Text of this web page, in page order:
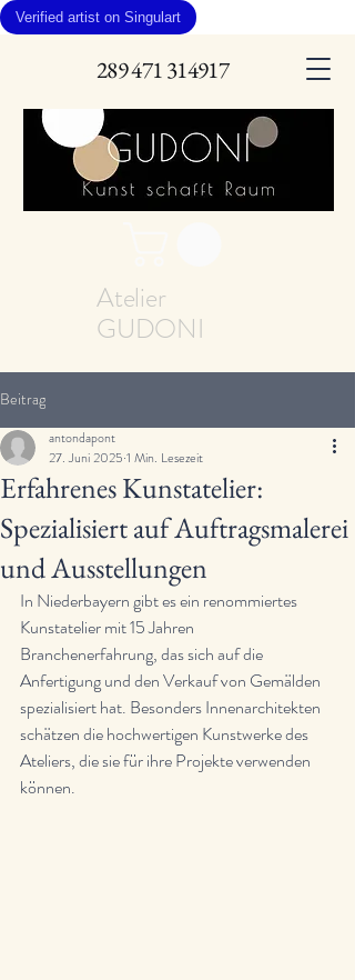
Verified artist on Singulart
Atelier
GUDONI
289 471 314917
Beitrag
Erfahrenes Kunstatelier:
Spezialisiert auf Auftragsmalerei
und Ausstellungen
antondapont
27. Juni 2025 1 Min. Lesezeit
In Niederbayern gibt es ein renommiertes
Kunstatelier mit 15 Jahren
Branchenerfahrung, das sich auf die
Anfertigung und den Verkauf von Gemälden
spezialisiert hat. Besonders Innenarchitekten
schätzen die hochwertigen Kunstwerke des
Ateliers, die sie für ihre Projekte verwenden
können.